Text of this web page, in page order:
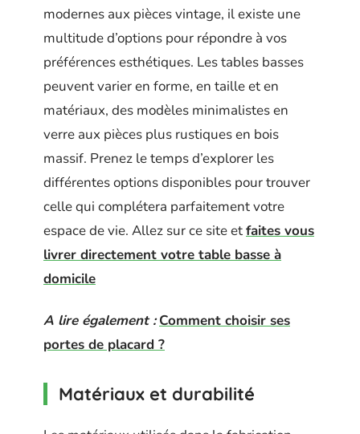
modernes aux pièces vintage, il existe une
multitude d’options pour répondre à vos
préférences esthétiques. Les tables basses
peuvent varier en forme, en taille et en
matériaux, des modèles minimalistes en
verre aux pièces plus rustiques en bois
massif. Prenez le temps d’explorer les
différentes options disponibles pour trouver
celle qui complétera parfaitement votre
espace de vie. Allez sur ce site etfaites vous
livrer directement votre table basse à
domicile
A lire également : Comment choisir ses
portes de placard ?
Matériaux et durabilité